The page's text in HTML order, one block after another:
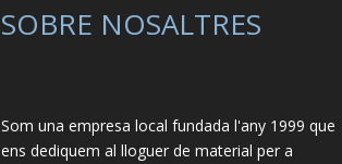
SOBRE NOSALTRES
Som una empresa local fundada l'any 1999 que
ens dediquem al lloguer de material per a